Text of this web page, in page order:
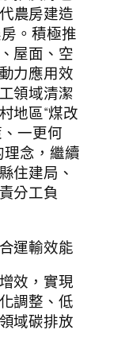
農房建造
。積極推
屋面、空
力應用效
領域清潔
地區“煤改
、一更何
理念，繼續
住建局、
分工負
運輸效能
效，實現
調整、低
域碳排放